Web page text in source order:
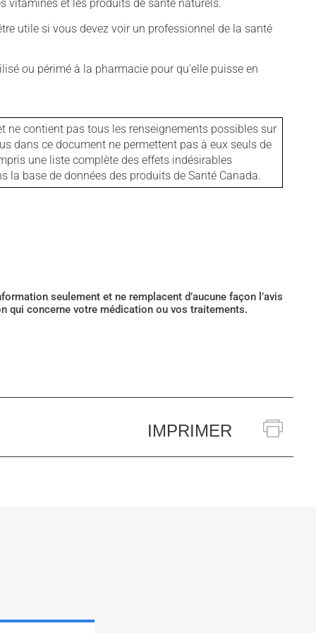
vitamines et les produits de santé naturels.
utile si vous devez voir un professionnel de la santé
ou périmé à la pharmacie pour qu'elle puisse en
ne contient pas tous les renseignements possibles sur
dans ce document ne permettent pas à eux seuls de
une liste complète des effets indésirables
base de données des produits de Santé Canada.
seulement et ne remplacent d’aucune façon l’avis
qui concerne votre médication ou vos traitements.
IMPRIMER